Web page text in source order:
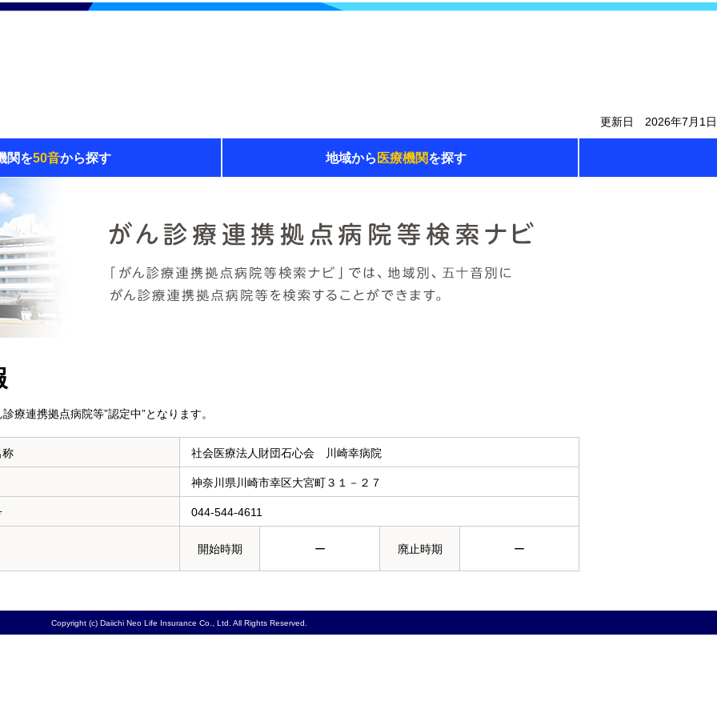
更新日 2026年7月1日
関を50音から探す 地域から 医療機関を探す
療連携拠点病院等”認定中”となります。
社会医療法人財団石心会 川崎幸病院
神奈川県川崎市幸区大宮町３１－２７
044-544-4611
開始時期 ー 廃止時期 ー
Copyright (c) Daiichi Neo Life Insurance Co., Ltd. All Rights Reserved.